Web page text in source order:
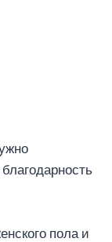
пола и